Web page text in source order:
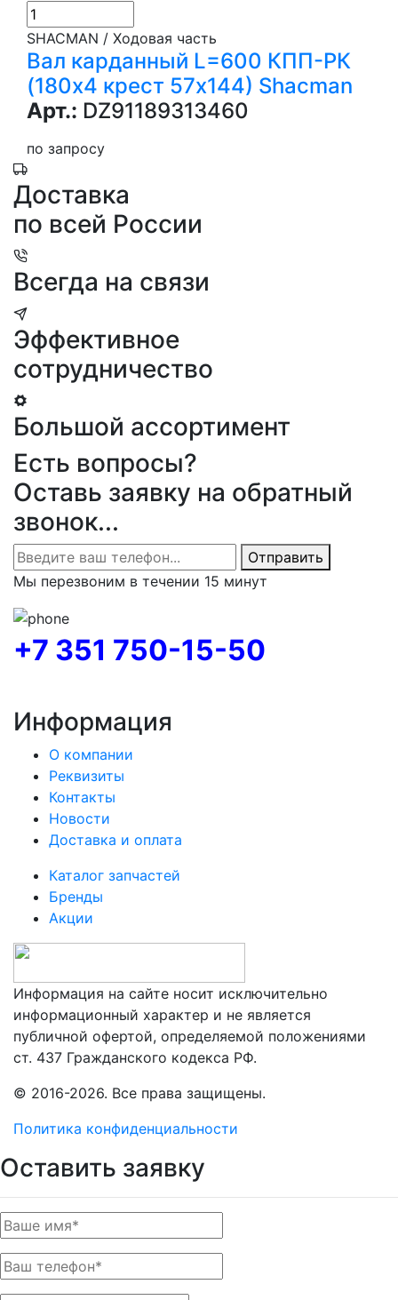
SHACMAN / Ходовая часть
Вал карданный L=600 КПП-РК
(180х4 крест 57х144) Shacman
Арт.: DZ91189313460
по запросу
Доставка
по всей России
Всегда на связи
Эффективное
сотрудничество
Большой ассортимент
Информация на сайте носит исключительно
информационный характер и не является
публичной офертой, определяемой положениями
ст. 437 Гражданского кодекса РФ.
Есть вопросы?
Оставь заявку на обратный
звонок...
Отправить
Мы перезвоним в течении 15 минут
+7 351 750-15-50
Информация
О компании
Реквизиты
Контакты
Новости
Доставка и оплата
Каталог запчастей
Бренды
Акции
© 2016-2026. Все права защищены.
Политика конфиденциальности
Оставить заявку